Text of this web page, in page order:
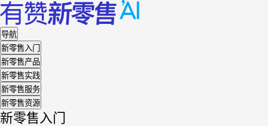
导航
新零售入门
新零售产品
新零售实践
新零售服务
新零售资源
新零售入门